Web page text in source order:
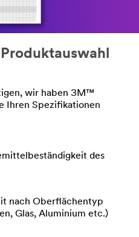
wir haben 3M™
Ihren Spezifikationen
des
nach Oberflächentyp
Glas, Aluminium etc.)